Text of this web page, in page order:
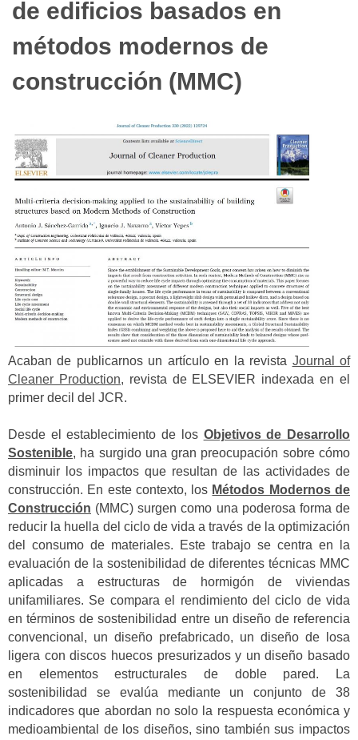
de edificios basados en
métodos modernos de
construcción (MMC)
Acaban de publicarnos un artículo en la revista Journal of
Cleaner Production, revista de ELSEVIER indexada en el
primer decil del JCR.
Desde el establecimiento de los Objetivos de Desarrollo
Sostenible, ha surgido una gran preocupación sobre cómo
disminuir los impactos que resultan de las actividades de
construcción. En este contexto, los Métodos Modernos de
Construcción (MMC) surgen como una poderosa forma de
reducir la huella del ciclo de vida a través de la optimización
del consumo de materiales. Este trabajo se centra en la
evaluación de la sostenibilidad de diferentes técnicas MMC
aplicadas a estructuras de hormigón de viviendas
unifamiliares. Se compara el rendimiento del ciclo de vida
en términos de sostenibilidad entre un diseño de referencia
convencional, un diseño prefabricado, un diseño de losa
ligera con discos huecos presurizados y un diseño basado
en elementos estructurales de doble pared. La
sostenibilidad se evalúa mediante un conjunto de 38
indicadores que abordan no solo la respuesta económica y
medioambiental de los diseños, sino también sus impactos